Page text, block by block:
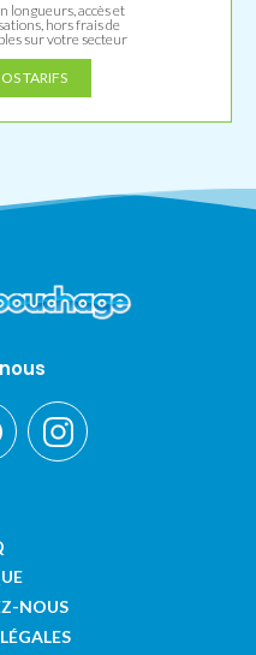
longueurs, accès et
hors frais de
sur votre secteur
TARIFS
NOUS